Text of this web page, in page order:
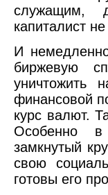
служащим,
капиталист
И
биржевую
уничтожить
финансовой
курс валют.
Особенно в
замкнутый
свою
готовы его